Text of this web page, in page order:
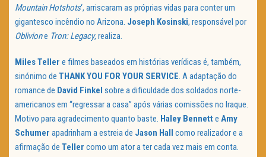
Mountain Hotshots‘, arriscaram as próprias vidas para conter um
gigantesco incêndio no Arizona. Joseph Kosinski, responsável por
Oblivione Tron: Legacy, realiza.
Miles Teller e filmes baseados em histórias verídicas é, também,
sinónimo de THANK YOU FOR YOUR SERVICE. A adaptação do
romance de David Finkel sobre a dificuldade dos soldados norte-
americanos em “regressar a casa” após várias comissões no Iraque.
Motivo para agradecimento quanto baste. Haley Bennette Amy
Schumer apadrinham a estreia de Jason Hall como realizador e a
afirmação de Teller como um ator a ter cada vez mais em conta.